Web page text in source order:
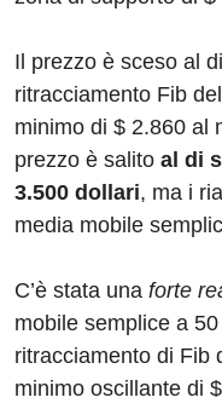
Il prezzo è sceso al
ritracciamento Fib
minimo di $ 2.860 al
prezzo è salito al di
3.500 dollari, ma i
media mobile
C’è stata una forte
mobile semplice a
ritracciamento di Fib
minimo oscillante di